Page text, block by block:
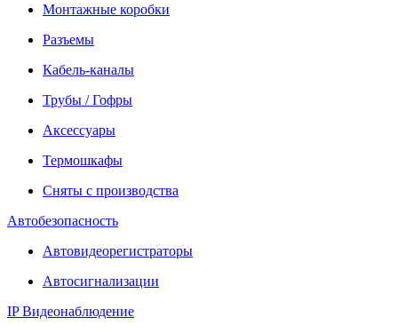
Монтажные коробки
Разъемы
Кабель-каналы
Трубы / Гофры
Аксессуары
Термошкафы
Сняты с производства
Автобезопасность
Автовидеорегистраторы
Автосигнализации
IP Видеонаблюдение